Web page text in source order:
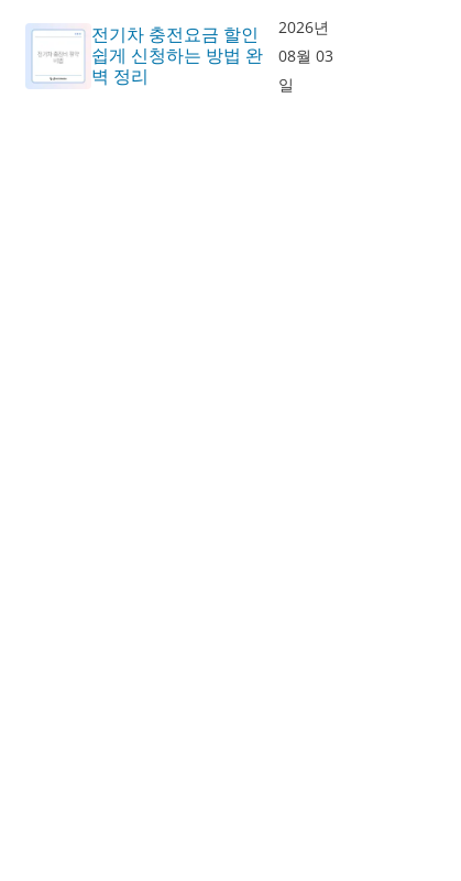
전기차 충전요금 할인
쉽게 신청하는 방법 완
벽 정리
2026년
08월 03
일